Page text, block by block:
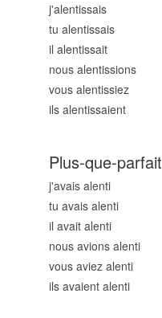
j'alentissais
tu alentissais
il alentissait
nous alentissions
vous alentissiez
ils alentissaient
Plus-que-parfait
j'avais alenti
tu avais alenti
il avait alenti
nous avions alenti
vous aviez alenti
ils avaient alenti